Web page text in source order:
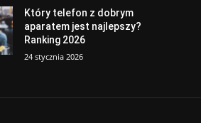
Który telefon z dobrym
aparatem jest najlepszy?
Ranking 2026
24 stycznia 2026